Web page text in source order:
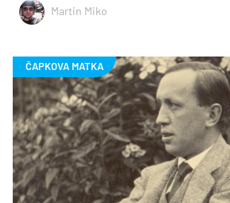
Martin Miko